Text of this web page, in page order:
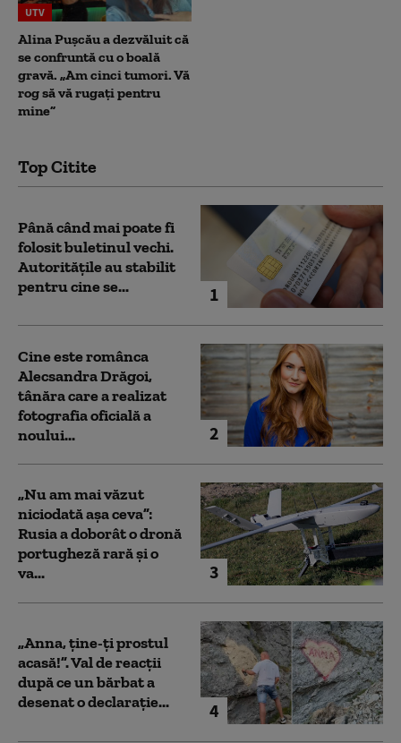
UTV
Alina Pușcău a dezvăluit că
se confruntă cu o boală
gravă. „Am cinci tumori. Vă
rog să vă rugați pentru
mine”
Top Citite
1
Până când mai poate fi
folosit buletinul vechi.
Autoritățile au stabilit
pentru cine se...
2
Cine este românca
Alecsandra Drăgoi,
tânăra care a realizat
fotografia oficială a
noului...
3
„Nu am mai văzut
niciodată așa ceva”:
Rusia a doborât o dronă
portugheză rară și o
va...
4
„Anna, ţine-ţi prostul
acasă!”. Val de reacții
după ce un bărbat a
desenat o declarație...